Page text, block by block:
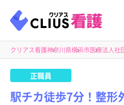
クリアス看護神奈川県横浜市医療法人
正職員
駅チカ徒歩7分！整形